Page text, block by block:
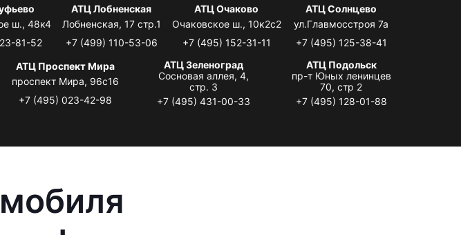
ш., 48к4
81-52
АТЦ Лобненская
Лобненская, 17 стр.1
+7 (499) 110-53-06
АТЦ Очаково
Очаковское ш., 10к2с2
+7 (495) 152-31-11
АТЦ Солнцево
ул.Главмосстроя 7а
+7 (495) 125-38-41
АТЦ Проспект Мира
проспект Мира, 96с16
+7 (495) 023-42-98
АТЦ Зеленоград
Сосновая аллея, 4,
стр. 3
+7 (495) 431-00-33
АТЦ Подольск
пр-т Юных ленинцев
70, стр 2
+7 (495) 128-01-88